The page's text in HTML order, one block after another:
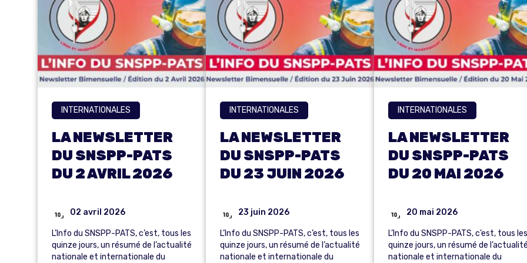
INTERNATIONALES
LA NEWSLETTER
DU SNSPP-PATS
DU 2 AVRIL 2026
02 avril 2026
L’Info du SNSPP-PATS, c’est, tous les
quinze jours, un résumé de l’actualité
nationale et internationale du
INTERNATIONALES
LA NEWSLETTER
DU SNSPP-PATS
DU 23 JUIN 2026
23 juin 2026
L’Info du SNSPP-PATS, c’est, tous les
quinze jours, un résumé de l’actualité
nationale et internationale du
INTERNATIONALES
LA NEWSLETTER
DU SNSPP-PATS
DU 20 MAI 2026
20 mai 2026
L’Info du SNSPP-PATS, c’est, tous les
quinze jours, un résumé de
nationale et internationale du